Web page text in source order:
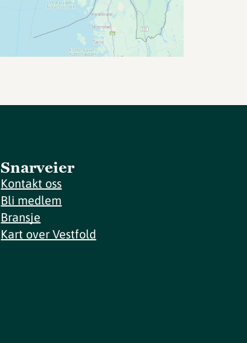
Snarveier
Kontakt oss
Bli medlem
Bransje
Kart over Vestfold